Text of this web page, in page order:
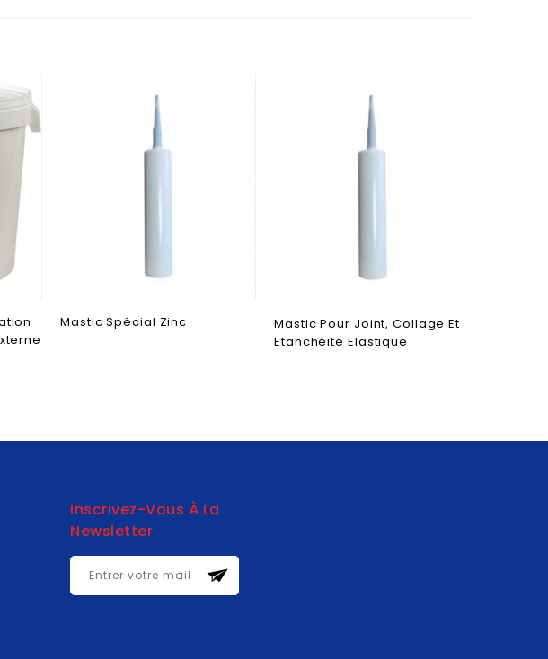
Mastic Spécial Zinc
Mastic Pour Joint, Collage Et
Etanchéité Elastique
Inscrivez-Vous À La
Newsletter